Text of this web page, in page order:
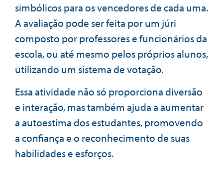
simbólicos para os vencedores de cada uma.
A avaliação pode ser feita por um júri
composto por professores e funcionários da
escola, ou até mesmo pelos próprios alunos,
utilizando um sistema de votação.
Essa atividade não só proporciona diversão
e interação, mas também ajuda a aumentar
a autoestima dos estudantes, promovendo
a confiança e o reconhecimento de suas
habilidades e esforços.